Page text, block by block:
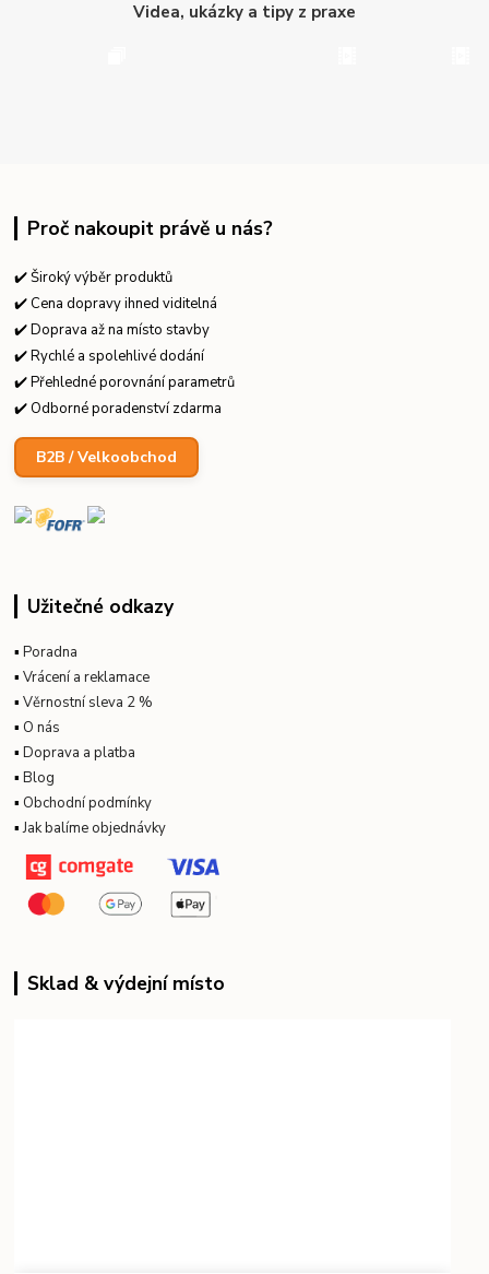
Videa, ukázky a tipy z praxe
Proč nakoupit právě u nás?
✔️ Široký výběr produktů
✔️ Cena dopravy ihned viditelná
✔️ Doprava až na místo stavby
✔️ Rychlé a spolehlivé dodání
✔️ Přehledné porovnání parametrů
✔️ Odborné poradenství zdarma
B2B / Velkoobchod
Užitečné odkazy
▪Poradna
▪Vrácení a reklamace
▪Věrnostní sleva 2 %
▪ O nás
▪Doprava a platba
▪Blog
▪ Obchodní podmínky
▪Jak balíme objednávky
Sklad & výdejní místo